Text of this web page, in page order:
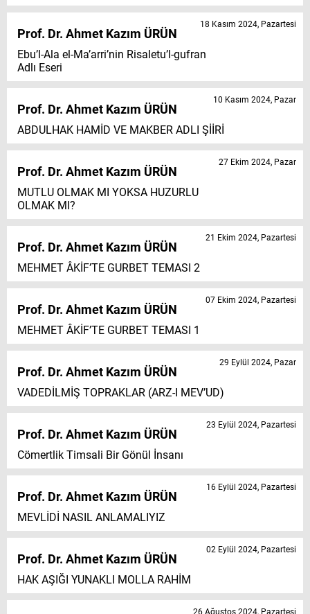
Prof. Dr. Ahmet Kazım ÜRÜN
Ebu’l-Ala el-Ma’arri’nin Risaletu’l-gufran
Adlı Eseri
18 Kasım 2024, Pazartesi
Prof. Dr. Ahmet Kazım ÜRÜN
ABDULHAK HAMİD VE MAKBER ADLI ŞİİRİ
10 Kasım 2024, Pazar
Prof. Dr. Ahmet Kazım ÜRÜN
MUTLU OLMAK MI YOKSA HUZURLU
OLMAK MI?
27 Ekim 2024, Pazar
Prof. Dr. Ahmet Kazım ÜRÜN
MEHMET ÂKİF’TE GURBET TEMASI 2
21 Ekim 2024, Pazartesi
Prof. Dr. Ahmet Kazım ÜRÜN
MEHMET ÂKİF’TE GURBET TEMASI 1
07 Ekim 2024, Pazartesi
Prof. Dr. Ahmet Kazım ÜRÜN
VADEDİLMİŞ TOPRAKLAR (ARZ-I MEV’UD)
29 Eylül 2024, Pazar
Prof. Dr. Ahmet Kazım ÜRÜN
Cömertlik Timsali Bir Gönül İnsanı
23 Eylül 2024, Pazartesi
Prof. Dr. Ahmet Kazım ÜRÜN
MEVLİDİ NASIL ANLAMALIYIZ
16 Eylül 2024, Pazartesi
Prof. Dr. Ahmet Kazım ÜRÜN
HAK AŞIĞI YUNAKLI MOLLA RAHİM
02 Eylül 2024, Pazartesi
26 Ağustos 2024, Pazartesi